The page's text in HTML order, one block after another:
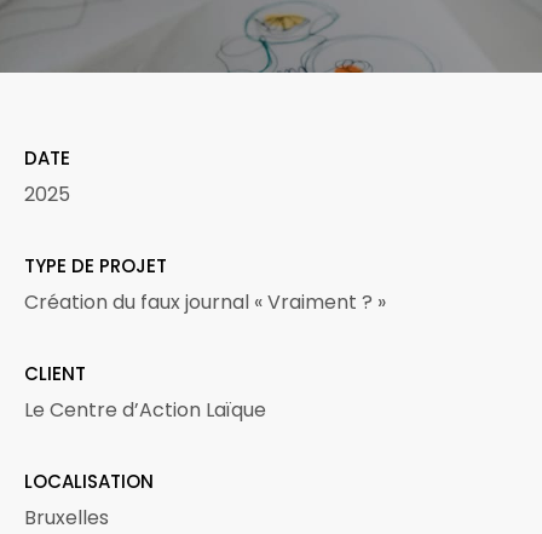
DATE
2025
TYPE DE PROJET
Création du faux journal « Vraiment ? »
CLIENT
Le Centre d’Action Laïque
LOCALISATION
Bruxelles